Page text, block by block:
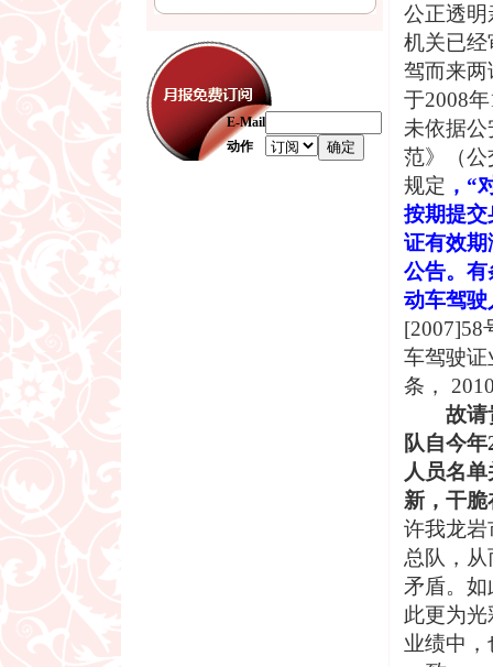
E-Mail
动作
公正透
机关已经
驾而来
于2008年
未依据
范》（公
规定 ，“
按期提
证有效
公告。
动车驾驶
[2007]58
车驾驶证
条，
故请
队自今年
人员名
新，干
许我龙
总队，
矛盾。
此更为
业绩中